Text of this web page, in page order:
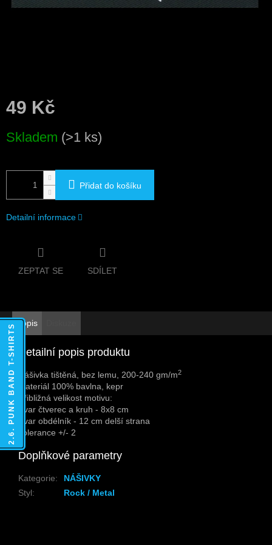
49 Kč
cena:
Skladem (>1 ks)
Přidat do košíku
Detailní informace
ZEPTAT SE SDÍLET
Popis
Detailní popis produktu
Nášivka tištěná, bez lemu, 200-240 gm/m2
Materiál 100% bavlna, kepr
Přibližná velikost motivu:
Tvar čtverec a kruh - 8x8 cm
Tvar obdélník - 12 cm delší strana
Tolerance +/- 2
Doplňkové parametry
Kategorie:
NÁŠIVKY
Styl: Rock / Metal
2.6. PUNK BAND T-SHIRTS